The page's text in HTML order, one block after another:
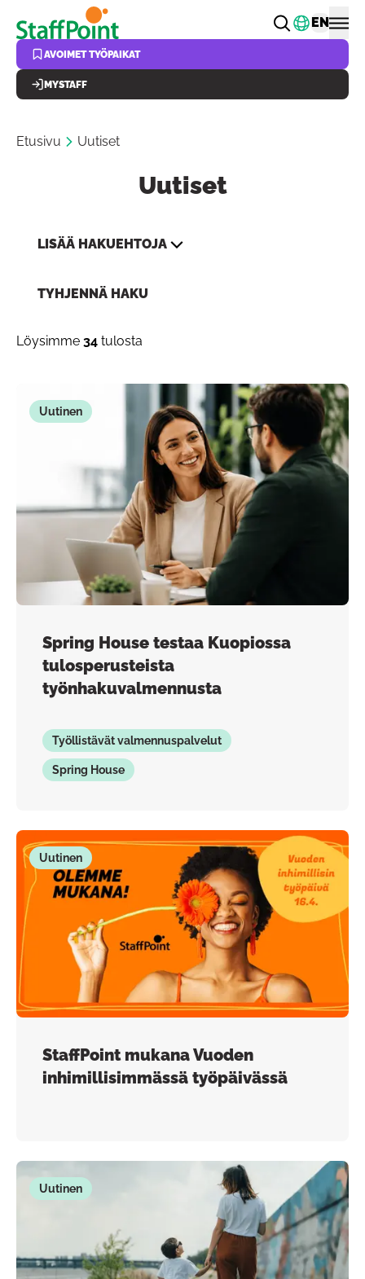
Hyppää pääsisältöön Vaihda
EN
AVOIMET TYÖPAIKAT
MYSTAFF
Etusivu Uutiset
Uutiset
LISÄÄ HAKUEHTOJA
TYHJENNÄ HAKU
Löysimme 34 tulosta
Uutinen
Spring House testaa Kuopiossa
tulosperusteista
työnhakuvalmennusta
Työllistävät valmennuspalvelut
Spring House
Uutinen
StaffPoint mukana Vuoden
inhimillisimmässä työpäivässä
Uutinen